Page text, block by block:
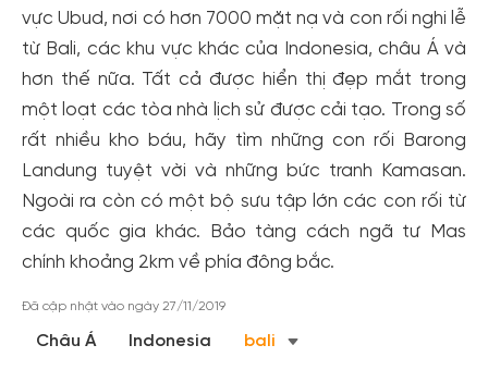
vực Ubud, nơi có hơn 7000 mặt nạ và con rối nghi lễ
từ Bali, các khu vực khác của Indonesia, châu Á và
hơn thế nữa. Tất cả được hiển thị đẹp mắt trong
một loạt các tòa nhà lịch sử được cải tạo. Trong số
rất nhiều kho báu, hãy tìm những con rối Barong
Landung tuyệt vời và những bức tranh Kamasan.
Ngoài ra còn có một bộ sưu tập lớn các con rối từ
các quốc gia khác. Bảo tàng cách ngã tư Mas
chính khoảng 2km về phía đông bắc.
Đã cập nhật vào ngày 27/11/2019
Châu Á Indonesia bali
Tạo tài khoản nhanh - nhận nhiều ưu
Tạo tài khoản để có thể
dành cho thành viên đến từ các đối tác của Gody.vn dành